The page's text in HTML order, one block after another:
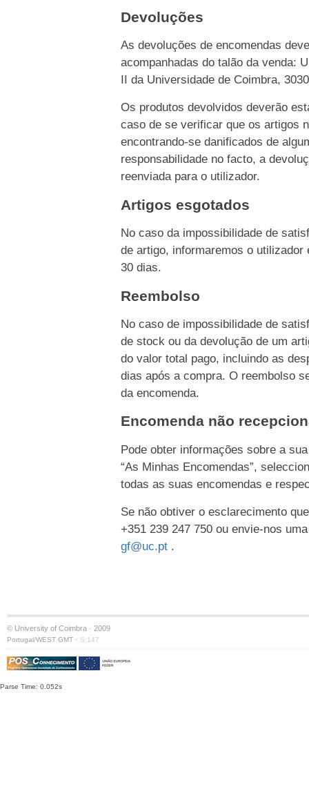
Devoluções
As devoluções de encomendas
acompanhadas do talão da venda:
II da Universidade de Coimbra,
Os produtos devolvidos deverão
caso de se verificar que os artigos
encontrando-se danificados de
responsabilidade no facto, a
reenviada para o utilizador.
Artigos esgotados
No caso da impossibilidade de
de artigo, informaremos o
30 dias.
Reembolso
No caso de impossibilidade de
de stock ou da devolução de um
do valor total pago, incluindo as
dias após a compra. O reembolso
da encomenda.
Encomenda não
Pode obter informações sobre a
“As Minhas Encomendas”,
todas as suas encomendas e
Se não obtiver o esclarecimento
+351 239 247 750 ou envie-nos
gf@uc.pt .
© University of Coimbra · 2009
Portugal/WEST GMT · S:147
Parse Time: 0.052s